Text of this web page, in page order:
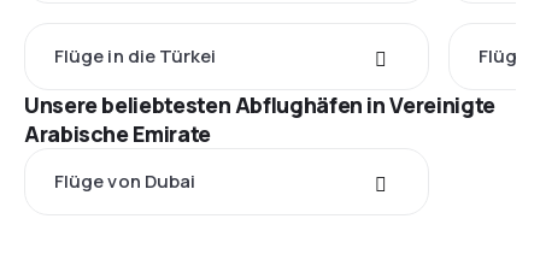
Flüge in die Türkei Flüge
Unsere beliebtesten Abflughäfen in Vereinigte
Arabische Emirate
Flüge von Dubai